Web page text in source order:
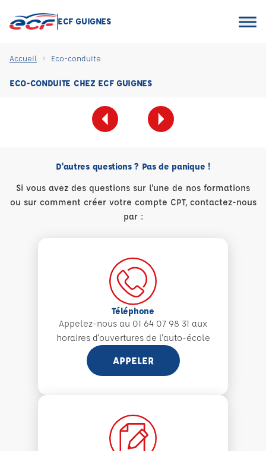
ECF GUIGNES
Accueil Eco-conduite
ECO-CONDUITE CHEZ ECF GUIGNES
D'autres questions ? Pas de panique !
Si vous avez des questions sur l'une de nos formations
ou sur comment créer votre compte CPT, contactez-nous
par :
Téléphone
Appelez-nous au 01 64 07 98 31 aux
horaires d'ouvertures de l'auto-école
APPELER